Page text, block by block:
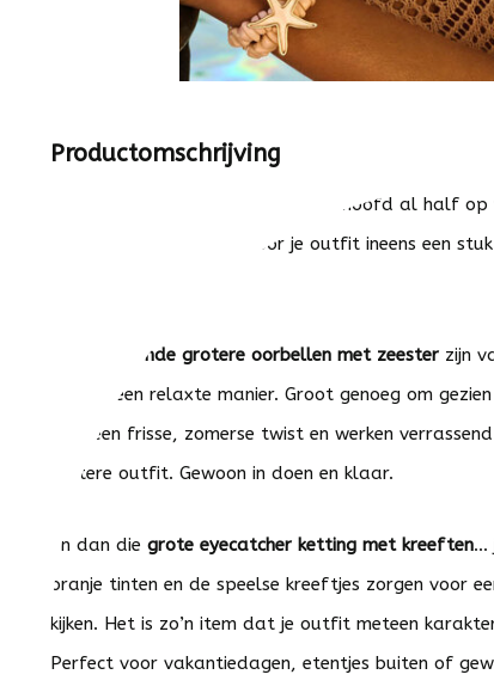
Productomschrijving
Zodra je deze sieraden ziet, zit je hoofd al half op
dat beetje extra waardoor je outfit ineens een
opvallende grotere oorbellen met zeester zijn
wel op een relaxte manier. Groot genoeg om
look een frisse, zomerse twist en werken
nettere outfit. Gewoon in doen en klaar.
En dan die grote eyecatcher ketting met kreeften…
oranje tinten en de speelse kreeftjes zorgen voor
kijken. Het is zo’n item dat je outfit meteen
Perfect voor vakantiedagen, etentjes buiten of